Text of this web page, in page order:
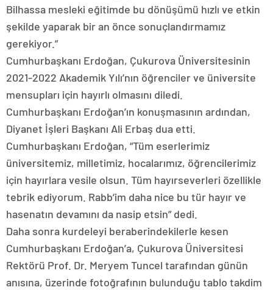
Bilhassa mesleki eğitimde bu dönüşümü hızlı ve etkin
şekilde yaparak bir an önce sonuçlandırmamız
gerekiyor.”
Cumhurbaşkanı Erdoğan, Çukurova Üniversitesinin
2021-2022 Akademik Yılı’nın öğrenciler ve üniversite
mensupları için hayırlı olmasını diledi.
Cumhurbaşkanı Erdoğan’ın konuşmasının ardından,
Diyanet İşleri Başkanı Ali Erbaş dua etti.
Cumhurbaşkanı Erdoğan, “Tüm eserlerimiz
üniversitemiz, milletimiz, hocalarımız, öğrencilerimiz
için hayırlara vesile olsun. Tüm hayırseverleri özellikle
tebrik ediyorum. Rabb’im daha nice bu tür hayır ve
hasenatın devamını da nasip etsin” dedi.
Daha sonra kurdeleyi beraberindekilerle kesen
Cumhurbaşkanı Erdoğan’a, Çukurova Üniversitesi
Rektörü Prof. Dr. Meryem Tuncel tarafından günün
anısına, üzerinde fotoğrafının bulunduğu tablo takdim